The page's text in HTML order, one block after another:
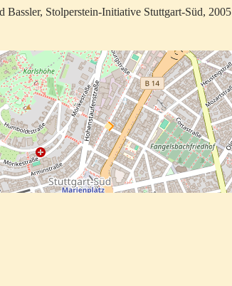
Bassler, Stolperstein-Initiative Stuttgart-Süd, 2005